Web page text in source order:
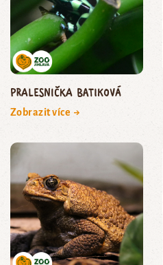
pralesnička batiková
Zobrazit více →